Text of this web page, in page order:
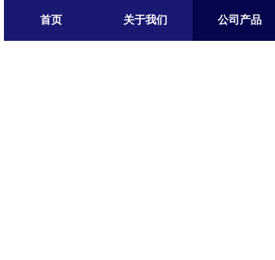
首页 关于我们 公司产品